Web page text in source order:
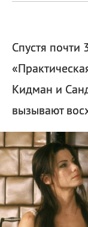
Спустя почти
Кидман и
вызывают